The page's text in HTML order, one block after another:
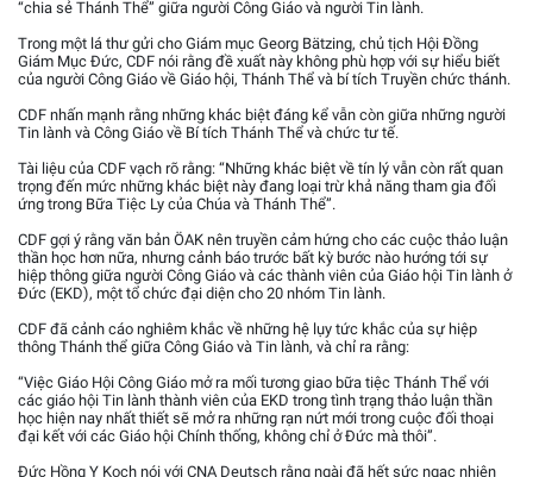
“chia sẻ Thánh Thể” giữa người Công Giáo và người Tin lành.
Trong một lá thư gửi cho Giám mục Georg Bätzing, chủ tịch Hội Đồng
Giám Mục Đức, CDF nói rằng đề xuất này không phù hợp với sự hiểu biết
của người Công Giáo về Giáo hội, Thánh Thể và bí tích Truyền chức thánh.
CDF nhấn mạnh rằng những khác biệt đáng kể vẫn còn giữa những người
Tin lành và Công Giáo về Bí tích Thánh Thể và chức tư tế.
Tài liệu của CDF vạch rõ rằng: “Những khác biệt về tín lý vẫn còn rất quan
trọng đến mức những khác biệt này đang loại trừ khả năng tham gia đối
ứng trong Bữa Tiệc Ly của Chúa và Thánh Thể”.
CDF gợi ý rằng văn bản ÖAK nên truyền cảm hứng cho các cuộc thảo luận
thần học hơn nữa, nhưng cảnh báo trước bất kỳ bước nào hướng tới sự
hiệp thông giữa người Công Giáo và các thành viên của Giáo hội Tin lành ở
Đức (EKD), một tổ chức đại diện cho 20 nhóm Tin lành.
CDF đã cảnh cáo nghiêm khắc về những hệ lụy tức khắc của sự hiệp
thông Thánh thể giữa Công Giáo và Tin lành, và chỉ ra rằng:
“Việc Giáo Hội Công Giáo mở ra mối tương giao bữa tiệc Thánh Thể với
các giáo hội Tin lành thành viên của EKD trong tình trạng thảo luận thần
học hiện nay nhất thiết sẽ mở ra những rạn nứt mới trong cuộc đối thoại
đại kết với các Giáo hội Chính thống, không chỉ ở Đức mà thôi”.
Đức Hồng Y Koch nói với CNA Deutsch rằng ngài đã hết sức ngạc nhiên